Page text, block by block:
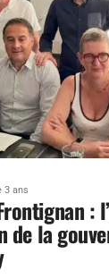
3 ans
:
de la